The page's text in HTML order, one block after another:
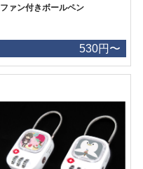
ファン付きボールペン
530円〜